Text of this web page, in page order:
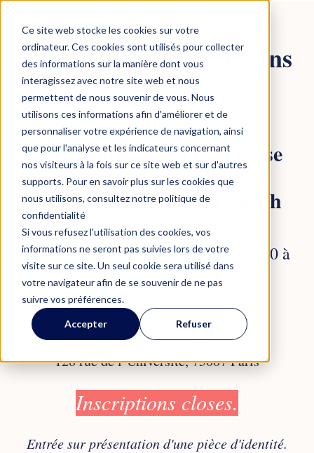
Ce site web stocke les cookies sur votre
ordinateur. Ces cookies sont utilisés pour collecter
des informations sur la manière dont vous
interagissez avec notre site web et nous
permettent de nous souvenir de vous. Nous
utilisons ces informations afin d'améliorer et de
personnaliser votre expérience de navigation, ainsi
que pour l'analyse et les indicateurs concernant
nos visiteurs à la fois sur ce site web et sur d'autres
supports. Pour en savoir plus sur les cookies que
nous utilisons, consultez notre politique de
confidentialité
Si vous refusez l'utilisation des cookies, vos
informations ne seront pas suivies lors de votre
visite sur ce site. Un seul cookie sera utilisé dans
votre navigateur afin de se souvenir de ne pas
suivre vos préférences.
Accepter Refuser
« Des enfants, des destins
»
De Buchenwald à l'OSE : se
reconstruire après la Shoah
Mercredi 12 novembre 2025,de 9h00 à
17h00
Salle Colbert
128 rue de l’Université, 75007 Paris
Inscriptions closes.
Entrée sur présentation d'une pièce d'identité.